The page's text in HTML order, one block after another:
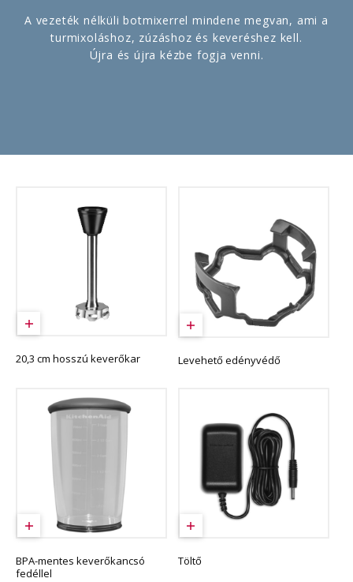
A vezeték nélküli botmixerrel mindene megvan, ami a
turmixoláshoz, zúzáshoz és keveréshez kell.
Újra és újra kézbe fogja venni.
20,3 cm hosszú keverőkar Levehető edényvédő
BPA-mentes keverőkancsó
fedéllel
Töltő